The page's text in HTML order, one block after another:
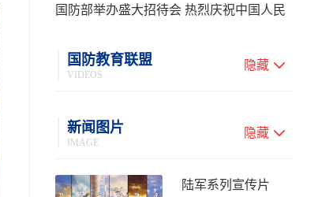
导 高质量推进国防和军队现代化
国防部举办盛大招待会 热烈庆祝中国人民
国防教育联盟
VIDEOS
隐藏
新闻图片
IMAGE
隐藏
陆军系列宣传片